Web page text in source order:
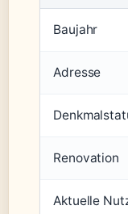
Baujahr
Adresse
Renovation
Aktuelle